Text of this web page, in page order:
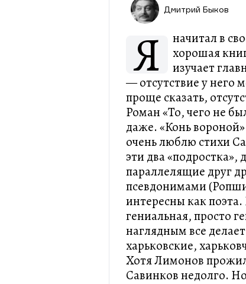
Дмитрий Быков
Я
начитал в
хорошая
изучает
— отсутствие у него
проще сказать,
Роман «То, чего не
даже. «Конь
очень люблю стихи
эти два
параллелящие друг
псевдонимами
интересны как
гениальная, просто
наглядным все
харьковские,
Хотя Лимонов
Савинков недолго.